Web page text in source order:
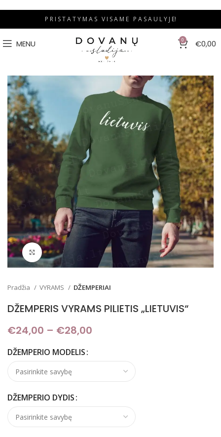
P R I S T A T Y M A S V I S A M E P A S A U L Y J E!
MENU 0 €0,00
Padidinti
Pradžia VYRAMS DŽEMPERIAI
DŽEMPERIS VYRAMS PILIETIS „LIETUVIS“
€24,00 – €28,00
DŽEMPERIO MODELIS
DŽEMPERIO DYDIS